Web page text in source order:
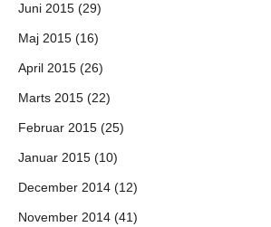
Juni 2015 (29)
Maj 2015 (16)
April 2015 (26)
Marts 2015 (22)
Februar 2015 (25)
Januar 2015 (10)
December 2014 (12)
November 2014 (41)